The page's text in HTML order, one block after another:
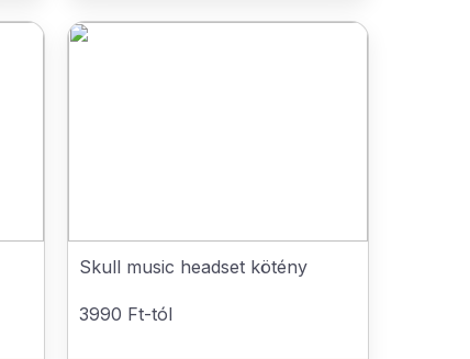
Skull music headset kötény
3990 Ft-tól